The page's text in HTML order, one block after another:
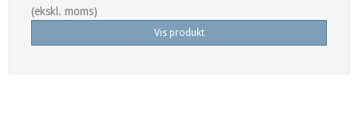
(ekskl. moms)
Vis produkt